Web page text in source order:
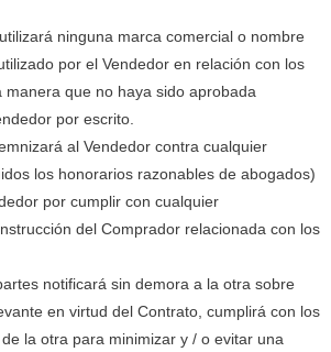
ninguna marca comercial o nombre
por el Vendedor en relación con los
manera que no haya sido aprobada
por escrito.
al Vendedor contra cualquier
los honorarios razonables de abogados)
por cumplir con cualquier
del Comprador relacionada con los
notificará sin demora a la otra sobre
en virtud del Contrato, cumplirá con los
la otra para minimizar y / o evitar una